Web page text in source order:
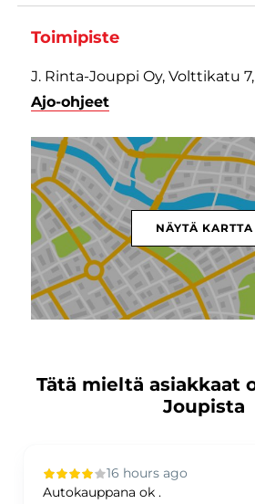
Toimipiste
J. Rinta-Jouppi Oy, Volttikatu
Ajo-ohjeet
NÄYTÄ KARTTA
Tätä mieltä asiakkaat
Joupista
16 hours ago
Autokauppana ok .